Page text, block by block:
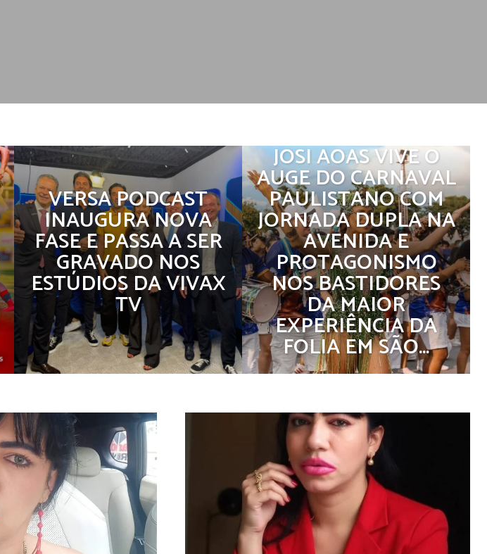
VERSA PODCAST
INAUGURA NOVA
FASE E PASSA A SER
GRAVADO NOS
ESTÚDIOS DA VIVAX
TV
JOSI AOAS VIVE O
AUGE DO CARNAVAL
PAULISTANO COM
JORNADA DUPLA NA
AVENIDA E
PROTAGONISMO
NOS BASTIDORES
DA MAIOR
EXPERIÊNCIA DA
FOLIA EM SÃO...